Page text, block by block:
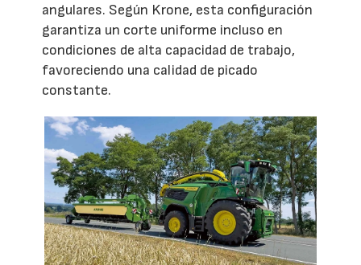
angulares. Según Krone, esta configuración
garantiza un corte uniforme incluso en
condiciones de alta capacidad de trabajo,
favoreciendo una calidad de picado
constante.